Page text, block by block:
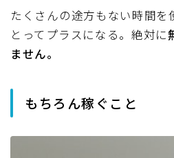
たくさんの途方もない時間を
とってプラスになる。絶対に
ません。
もちろん稼ぐこと